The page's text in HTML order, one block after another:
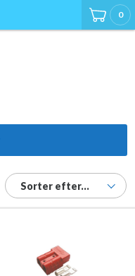
0
Sorter efter...